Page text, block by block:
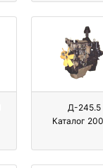
Д-245.5
Каталог